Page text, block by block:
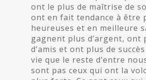
ont le plus de maîtrise de
ont en fait tendance à être
heureuses et en meilleure
gagnent plus d’argent, ont
d’amis et ont plus de
vie que le reste d’entre
sont pas ceux qui ont la